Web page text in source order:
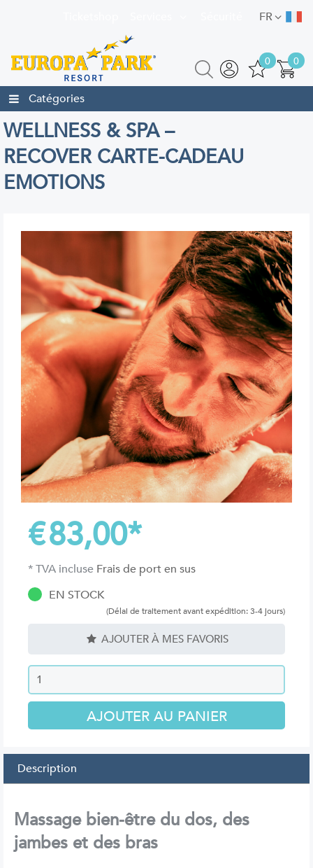
FR
0
0
Catégories
WELLNESS & SPA –
RECOVER CARTE-CADEAU
EMOTIONS
€83,00*
* TVA incluse Frais de port en sus
EN STOCK
(Délai de traitement avant expédition: 3-4 jours)
AJOUTER À MES FAVORIS
Description
Massage bien-être du dos, des
jambes et des bras